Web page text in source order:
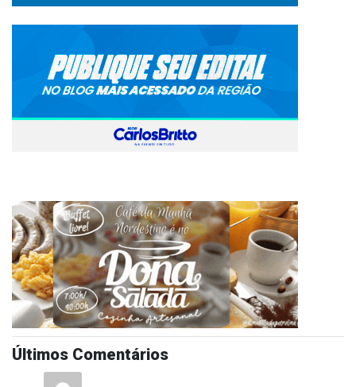
Últimos Comentários